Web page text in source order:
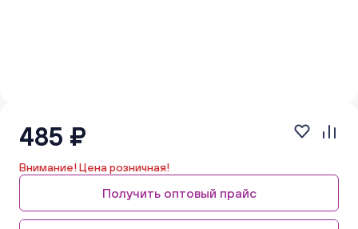
485 ₽
Внимание! Цена розничная!
Получить оптовый прайс